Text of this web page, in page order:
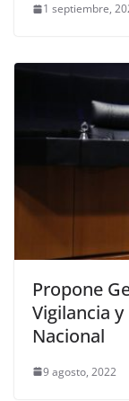
1 septiembre,
Propone
Vigilancia
Nacional
9 agosto, 2022